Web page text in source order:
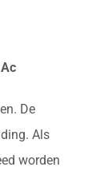
De
Als
worden